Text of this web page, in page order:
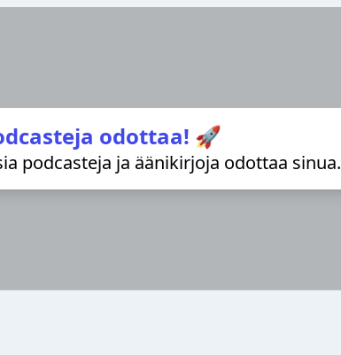
odottaa! 🚀
podcasteja ja äänikirjoja odottaa sinua.